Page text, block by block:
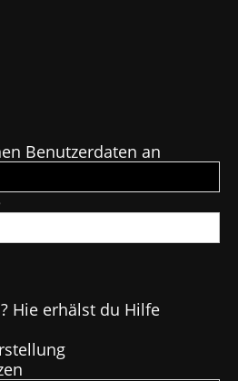
Benutzerdaten an
Hie erhälst du Hilfe